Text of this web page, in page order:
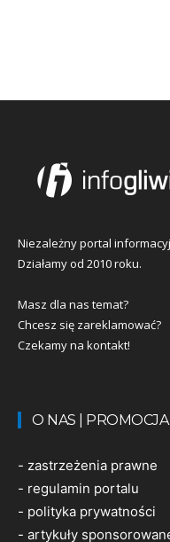
Niezależny portal
Działamy od 2010 roku.
Masz dla nas temat?
Chcesz się zareklamować?
Czekamy na kontakt!
O NAS | PROMOCJA
- zastrzeżenia prawne
- regulamin portalu
- polityka prywatności
- artykuły